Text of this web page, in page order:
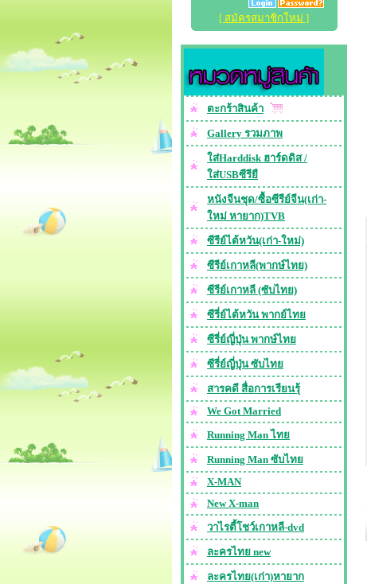
[ สมัครสมาชิกใหม่ ]
ตะกร้าสินค้า
Gallery รวมภาพ
ใส่Harddisk ฮาร์ดดิส /
ใส่USBซีรียื
หนังจีนชุด/ซื้อซีรีย์จีน(เก่า-
ใหม่ หายาก)TVB
ซีรีย์ไต้หวัน(เก่า-ใหม่)
ซีรีย์เกาหลี(พากษ์ไทย)
ซีรีย์เกาหลี (ซับไทย)
ซีรี่ย์ไต้หวัน พากย์ไทย
ซีรี่ย์ญี่ปุ่น พากษ์ไทย
ซีรี่ย์ญี่ปุ่น ซับไทย
สารคดี สื่อการเรียนรุ้
We Got Married
Running Man ไทย
Running Man ซับไทย
X-MAN
New X-man
วาไรตี้โชว์เกาหลี-dvd
ละครไทย new
ละครไทย(เก่า)หายาก